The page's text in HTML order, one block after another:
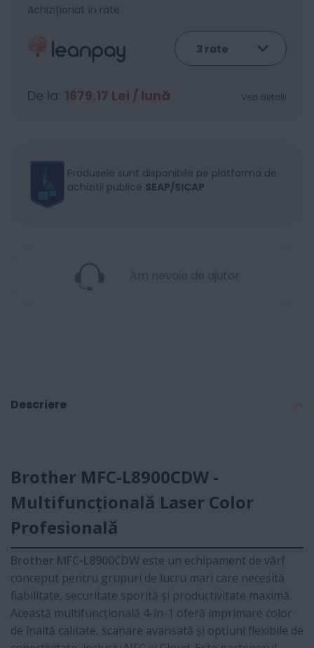
Achiziționat în rate
De la: 1679.17 Lei / lună Vezi detalii
Produsele sunt disponibile pe platforma de
achizitii publice SEAP/SICAP
Am nevoie de ajutor
Descriere
Brother MFC-L8900CDW -
Multifuncțională Laser Color
Profesională
Brother MFC-L8900CDW este un echipament de vârf
conceput pentru grupuri de lucru mari care necesită
fiabilitate, securitate sporită și productivitate maximă.
Această multifuncțională 4-în-1 oferă imprimare color
de înaltă calitate, scanare avansată și opțiuni flexibile de